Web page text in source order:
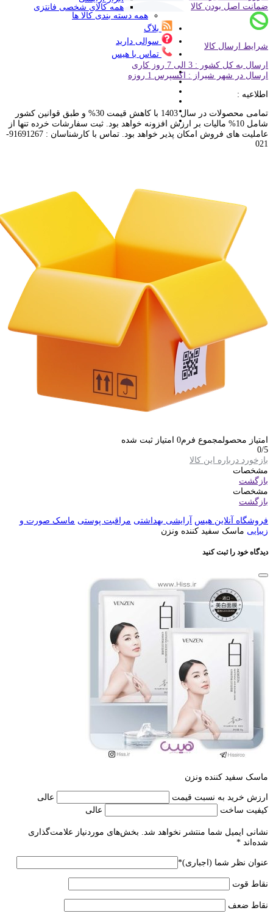
همه کالای شخصی فانتزی
همه دسته بندی کالا ها
بلاگ
سوالی دارید
تماس با هیس
ضمانت اصل بودن کالا
شرایط ارسال کالا
ارسال به کل کشور : 3 الی 7 روز کاری
ارسال در شهر شیراز : اکسپرس 1 روزه
اطلاعیه :
تمامی محصولات در سال 1403 با کاهش قیمت 30% و طبق قوانین کشور
شامل 10% مالیات بر ارزش افزونه خواهد بود. ثبت سفارشات خرده تنها از
عاملیت های فروش امکان پذیر خواهد بود. تماس با کارشناسان : 91691267-
021
امتیاز محصولمجموع فرم0 امتیاز ثبت شده
0/5
بازخورد درباره این کالا
مشخصات
بازگشت
مشخصات
بازگشت
فروشگاه آنلاین هیس آرایشی بهداشتی مراقبت پوستی ماسک صورت و
زیبایی ماسک سفید کننده ونزن
دیدگاه خود را ثبت کنید
ماسک سفید کننده ونزن
ارزش خرید به نسبت قیمت
عالی
کیفیت ساخت
عالی
نشانی ایمیل شما منتشر نخواهد شد.
بخش‌های موردنیاز علامت‌گذاری
شده‌اند *
عنوان نظر شما (اجباری)*
نقاط قوت
نقاط ضعف